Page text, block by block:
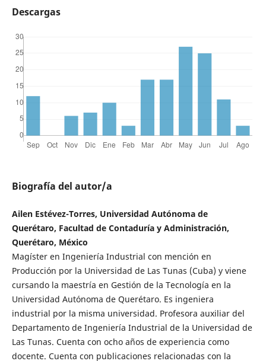
Descargas
Biografía del autor/a
Ailen Estévez-Torres, Universidad Autónoma de
Querétaro, Facultad de Contaduría y Administración,
Querétaro, México
Magíster en Ingeniería Industrial con mención en
Producción por la Universidad de Las Tunas (Cuba) y viene
cursando la maestría en Gestión de la Tecnología en la
Universidad Autónoma de Querétaro. Es ingeniera
industrial por la misma universidad. Profesora auxiliar del
Departamento de Ingeniería Industrial de la Universidad de
Las Tunas. Cuenta con ocho años de experiencia como
docente. Cuenta con publicaciones relacionadas con la